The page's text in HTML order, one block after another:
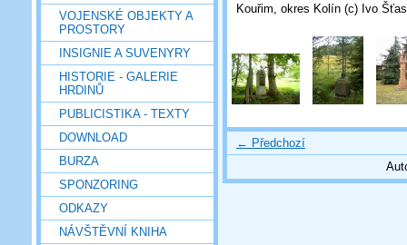
VOJENSKÉ OBJEKTY A
PROSTORY
INSIGNIE A SUVENYRY
HISTORIE - GALERIE
HRDINŮ
PUBLICISTIKA - TEXTY
DOWNLOAD
BURZA
SPONZORING
ODKAZY
NÁVŠTĚVNÍ KNIHA
Kouřim, okres Kolín (c) Ivo
← Předchozí